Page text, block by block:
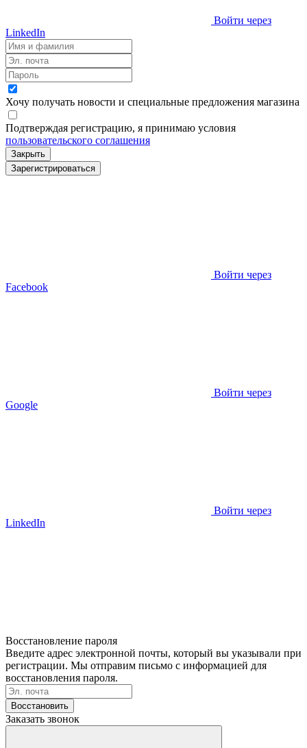
Войти через
LinkedIn
Хочу получать новости и специальные предложения магазина
Подтверждая регистрацию, я принимаю условия
пользовательского соглашения
Закрыть
Зарегистрироваться
Войти через
Facebook
Войти через
Google
Войти через
LinkedIn
Восстановление пароля
Введите адрес электронной почты, который вы указывали при
регистрации. Мы отправим письмо с информацией для
восстановления пароля.
Восстановить
Заказать звонок